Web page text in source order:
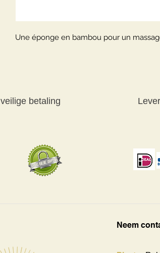
Une éponge en bambou pour un
veilige betaling
Neem